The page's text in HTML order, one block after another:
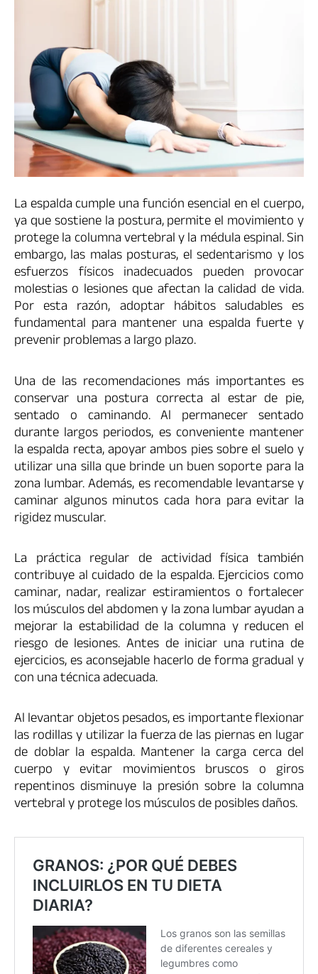
La espalda cumple una función esencial en el cuerpo,
ya que sostiene la postura, permite el movimiento y
protege la columna vertebral y la médula espinal. Sin
embargo, las malas posturas, el sedentarismo y los
esfuerzos físicos inadecuados pueden provocar
molestias o lesiones que afectan la calidad de vida.
Por esta razón, adoptar hábitos saludables es
fundamental para mantener una espalda fuerte y
prevenir problemas a largo plazo.
Una de las recomendaciones más importantes es
conservar una postura correcta al estar de pie,
sentado o caminando. Al permanecer sentado
durante largos periodos, es conveniente mantener
la espalda recta, apoyar ambos pies sobre el suelo y
utilizar una silla que brinde un buen soporte para la
zona lumbar. Además, es recomendable levantarse y
caminar algunos minutos cada hora para evitar la
rigidez muscular.
La práctica regular de actividad física también
contribuye al cuidado de la espalda. Ejercicios como
caminar, nadar, realizar estiramientos o fortalecer
los músculos del abdomen y la zona lumbar ayudan a
mejorar la estabilidad de la columna y reducen el
riesgo de lesiones. Antes de iniciar una rutina de
ejercicios, es aconsejable hacerlo de forma gradual y
con una técnica adecuada.
Al levantar objetos pesados, es importante flexionar
las rodillas y utilizar la fuerza de las piernas en lugar
de doblar la espalda. Mantener la carga cerca del
cuerpo y evitar movimientos bruscos o giros
repentinos disminuye la presión sobre la columna
vertebral y protege los músculos de posibles daños.